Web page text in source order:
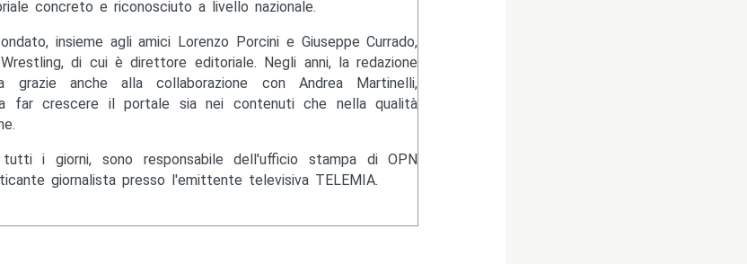
concreto e riconosciuto a livello nazionale.
insieme agli amici Lorenzo Porcini e Giuseppe Currado,
di cui è direttore editoriale. Negli anni, la redazione
grazie anche alla collaborazione con Andrea Martinelli,
far crescere il portale sia nei contenuti che nella qualità
i giorni, sono responsabile dell'ufficio stampa di OPN
giornalista presso l'emittente televisiva TELEMIA.